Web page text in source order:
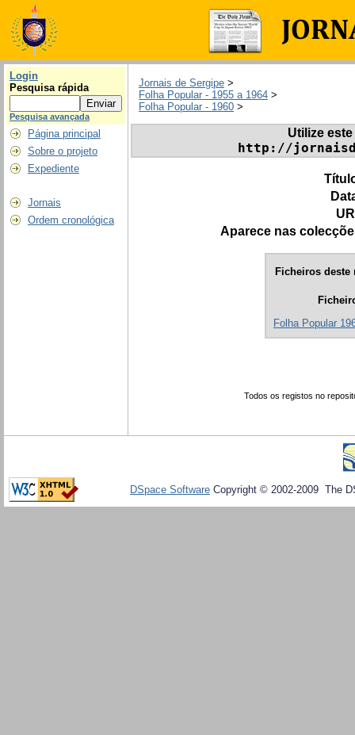
Login
Pesquisa rápida
Pesquisa avançada
Página principal
Sobre o projeto
Expediente
Jornais
Ordem cronológica
Jornais de Sergipe >
Folha Popular - 1955 a 1964 >
Folha Popular - 1960 >
Utilize
http://
Aparece nas
Ficheiros deste
Folha Popular
Todos os registos no
DSpace Software Copyright © 2002-2009 The